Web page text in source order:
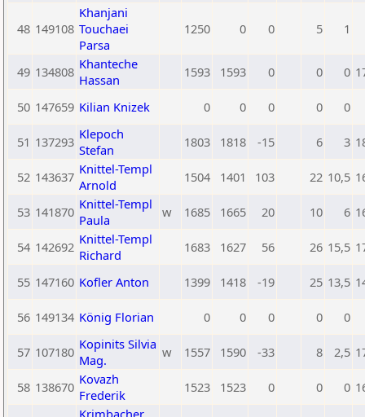
48 149108
Khanjani
Touchaei
Parsa
1250 0 0 5 1
49 134808 Khanteche
Hassan
1593 1593 0 0 0
50 147659 Kilian Knizek 0 0 0 0 0
51 137293 Klepoch
Stefan
1803 1818 -15 6 3
52 143637 Knittel-Templ
Arnold
1504 1401 103 22 10,5
53 141870 Knittel-Templ
Paula
w 1685 1665 20 10 6
54 142692 Knittel-Templ
Richard
1683 1627 56 26 15,5
55 147160 Kofler Anton 1399 1418 -19 25 13,5
56 149134 König Florian 0 0 0 0 0
57 107180 Kopinits Silvia
Mag.
w 1557 1590 -33 8 2,5
58 138670 Kovazh
Frederik
1523 1523 0 0 0
Krimbacher